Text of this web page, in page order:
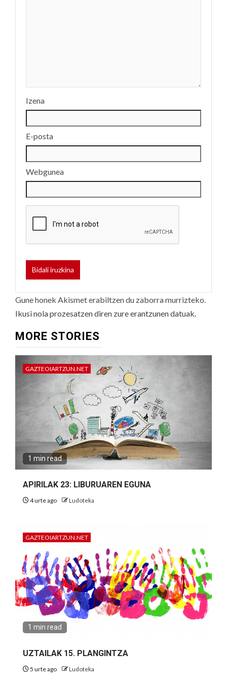
Izena
E-posta
Webgunea
Gune honek Akismet erabiltzen du zaborra murrizteko.
Ikusi nola prozesatzen diren zure erantzunen datuak.
MORE STORIES
GAZTEOIARTZUN.NET
1 min read
APIRILAK 23: LIBURUAREN EGUNA
4 urte ago Ludoteka
GAZTEOIARTZUN.NET
1 min read
UZTAILAK 15. PLANGINTZA
5 urte ago Ludoteka